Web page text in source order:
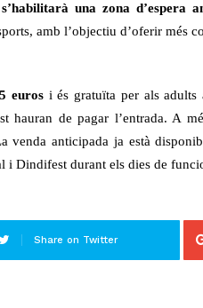
s’habilitarà una zona d’espera
amb l’objectiu d’oferir més
5 euros i és gratuïta per als adults
hauran de pagar l’entrada. A
venda anticipada ja està
i Dindifest durant els dies de
Share on Twitter